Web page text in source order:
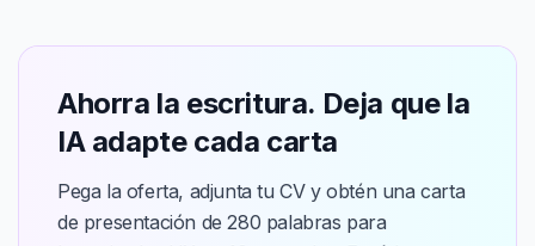
Ahorra la escritura. Deja que la
IA adapte cada carta
Pega la oferta, adjunta tu CV y obtén una carta
de presentación de 280 palabras para